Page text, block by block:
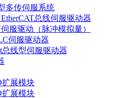
多传伺服系统
总线伺服驱动器
服驱动（脉冲模拟量）
伺服驱动器
总线型伺服驱动器
扩展模块
扩展模块